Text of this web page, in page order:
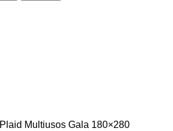
Plaid Multiusos Gala 180×280